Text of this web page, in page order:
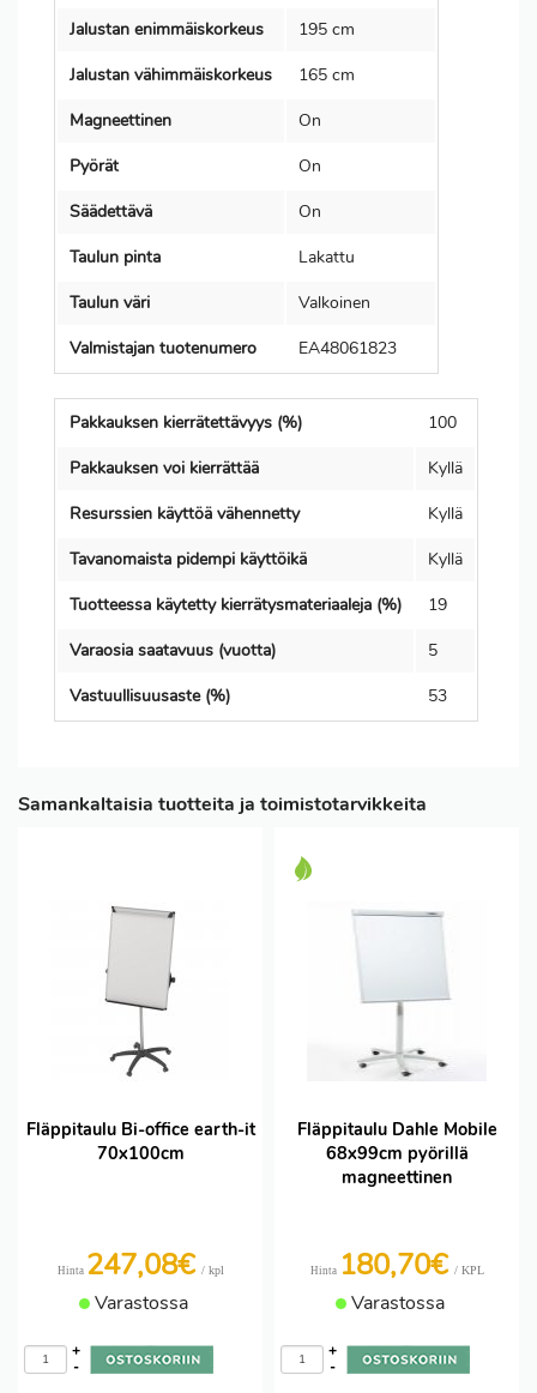
Jalustan enimmäiskorkeus
195 cm
Jalustan vähimmäiskorkeus
165 cm
Magneettinen
On
Pyörät
On
Säädettävä
On
Taulun pinta
Lakattu
Taulun väri
Valkoinen
Valmistajan tuotenumero
EA48061823
Pakkauksen kierrätettävyys (%)
100
Pakkauksen voi kierrättää
Kyllä
Resurssien käyttöä vähennetty
Kyllä
Tavanomaista pidempi käyttöikä
Kyllä
Tuotteessa käytetty kierrätysmateriaaleja (%)
19
Varaosia saatavuus (vuotta)
5
Vastuullisuusaste (%)
53
Samankaltaisia tuotteita ja toimistotarvikkeita
Fläppitaulu Bi-office earth-it
70x100cm
Hinta 247,08€ / kpl
Varastossa
-
+
Fläppitaulu Dahle Mobile
68x99cm pyörillä
magneettinen
Hinta 180,70€ / KPL
Varastossa
-
+